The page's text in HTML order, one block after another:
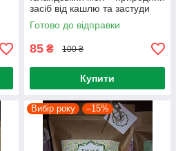
засіб від кашлю та застуди
Готово до відправки
85 ₴ 100 ₴
Купити
Вибір року –15%